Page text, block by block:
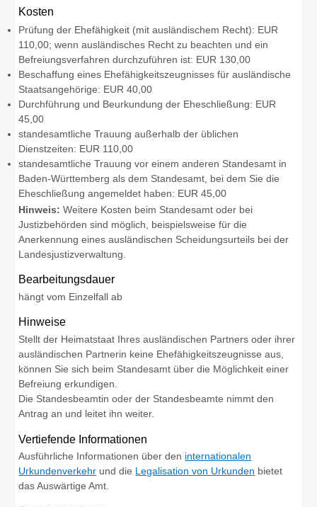
Kosten
Prüfung der Ehefähigkeit (mit ausländischem Recht): EUR
110,00;wenn ausländisches Recht zu beachten und ein
Befreiungsverfahren durchzuführen ist: EUR 130,00
Beschaffung eines Ehefähigkeitszeugnisses für ausländische
Staatsangehörige: EUR 40,00
Durchführung und Beurkundung der Eheschließung: EUR
45,00
standesamtliche Trauung außerhalb der üblichen
Dienstzeiten: EUR 110,00
standesamtliche Trauung vor einem anderen Standesamt in
Baden-Württemberg als dem Standesamt, bei dem Sie die
Eheschließung angemeldet haben: EUR 45,00
Hinweis:Weitere Kosten beim Standesamt oder bei
Justizbehörden sind möglich, beispielsweise für die
Anerkennung eines ausländischen Scheidungsurteils bei der
Landesjustizverwaltung.
Bearbeitungsdauer
hängt vom Einzelfall ab
Hinweise
Stellt der Heimatstaat Ihres ausländischen Partners oder ihrer
ausländischen Partnerin keine Ehefähigkeitszeugnisse aus,
können Sie sich beim Standesamt über die Möglichkeit einer
Befreiung erkundigen.
Die Standesbeamtin oder der Standesbeamte nimmt den
Antrag an und leitet ihn weiter.
Vertiefende Informationen
Ausführliche Informationen über den internationalen
Urkundenverkehr und die Legalisation von Urkunden bietet
das Auswärtige Amt.